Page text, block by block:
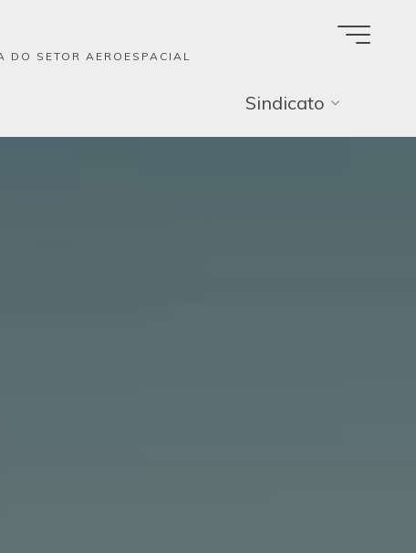
SETOR AEROESPACIAL
Sindicato